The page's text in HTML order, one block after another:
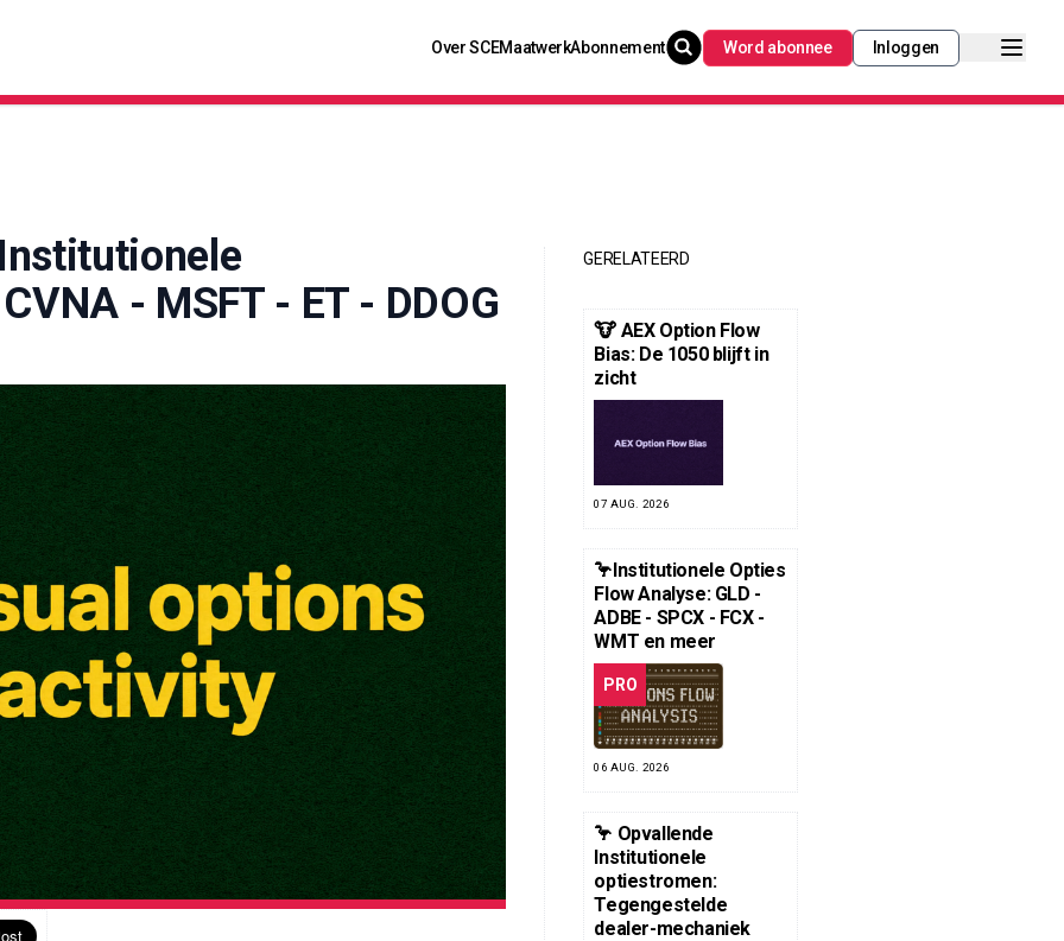
Over SCEMaatwerkAbonnement Word abonnee Inloggen
- MSFT - ET - DDOG
GERELATEERD
🐮 AEX Option Flow
Bias: De 1050 blijft in
zicht
07 AUG. 2026
🦩Institutionele Opties
Flow Analyse: GLD -
ADBE - SPCX - FCX -
WMT en meer
PRO
06 AUG. 2026
🦩 Opvallende
Institutionele
optiestromen:
Tegengestelde
dealer-mechaniek